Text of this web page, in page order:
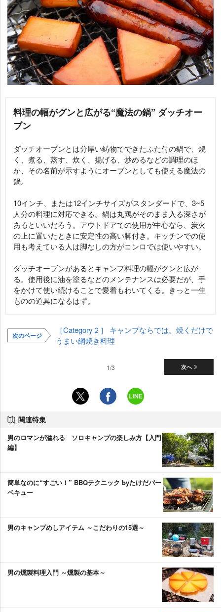
料理の幅がグンと広がる“魔法の鍋” ダッチオー
ブン
ダッチオーブンとは分厚い鋳物でできたふた付の鍋で、焼
く、煮る、蒸す、炊く、揚げる、炒めるなどの調理のほ
か、その名前が示すようにオーブンとしても使える魔法の
鍋。
10インチ、または12インチサイズがスタンダードで、3~5
人分の料理に対応できる。鍋は丸鶏がそのまま入る深さが
あるといいだろう。アウトドアでの使用が中心なら、炭火
の上に置いたときに安定性の高い脚付き。キッチンでの使
用も考えている人は脚なしの方がコンロでは使いやすい。
ダッチオーブンがあるとキャンプ料理の幅がグンと広が
る。使用後に油を塗るなどのメンテナンスは必要だが、手
をかけて使い続けることで愛着もわいてくる。きっと一生
ものの道具になるはず。
次のページ
［Category２］ キャンプならでは。焼くだけで
うまい網焼き料理
次へ
1/3
関連特集
男のロマンが溢れる ソロキャンプの楽しみ方【入門
編】
簡単なのに“すごい！” BBQテクニック byたけだバー
ベキュー
男のキャンプめしアイテム ～こだわりの15選～
男の燻製料理入門 ～燻製の基本～